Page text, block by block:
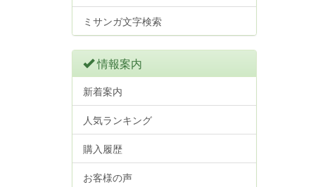
ミサンガ文字検索
情報案内
新着案内
人気ランキング
購入履歴
お客様の声